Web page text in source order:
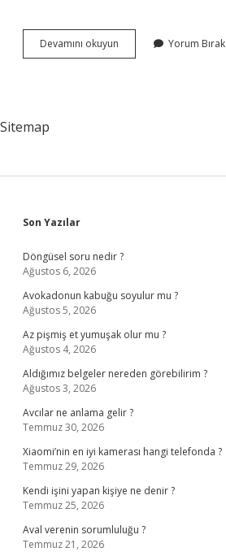
Devamını okuyun
Araştırma
Yorum Bırak
Sitemap
Sidebar
Son Yazılar
Döngüsel soru nedir ?
Ağustos 6, 2026
Avokadonun kabuğu soyulur mu ?
Ağustos 5, 2026
Az pişmiş et yumuşak olur mu ?
Ağustos 4, 2026
Aldığımız belgeler nereden görebilirim ?
Ağustos 3, 2026
Avcılar ne anlama gelir ?
Temmuz 30, 2026
Xiaomi’nin en iyi kamerası hangi telefonda ?
Temmuz 29, 2026
Kendi işini yapan kişiye ne denir ?
Temmuz 25, 2026
Aval verenin sorumluluğu ?
Temmuz 21, 2026